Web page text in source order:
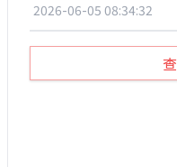
2026-06-05 08:34:32